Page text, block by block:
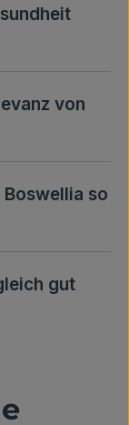
von
so
gut